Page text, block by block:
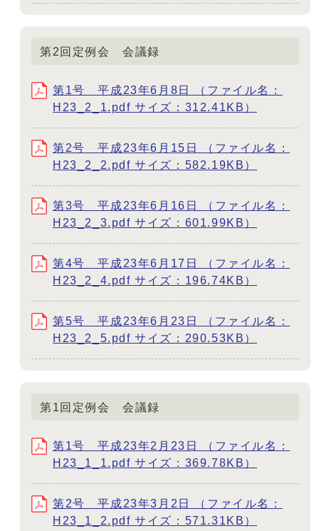
第2回定例会 会議録
第1号 平成23年6月8日 （ファイル名：
H23_2_1.pdf サイズ：312.41KB）
第2号 平成23年6月15日 （ファイル名：
H23_2_2.pdf サイズ：582.19KB）
第3号 平成23年6月16日 （ファイル名：
H23_2_3.pdf サイズ：601.99KB）
第4号 平成23年6月17日 （ファイル名：
H23_2_4.pdf サイズ：196.74KB）
第5号 平成23年6月23日 （ファイル名：
H23_2_5.pdf サイズ：290.53KB）
第1回定例会 会議録
第1号 平成23年2月23日 （ファイル名：
H23_1_1.pdf サイズ：369.78KB）
第2号 平成23年3月2日 （ファイル名：
H23_1_2.pdf サイズ：571.31KB）